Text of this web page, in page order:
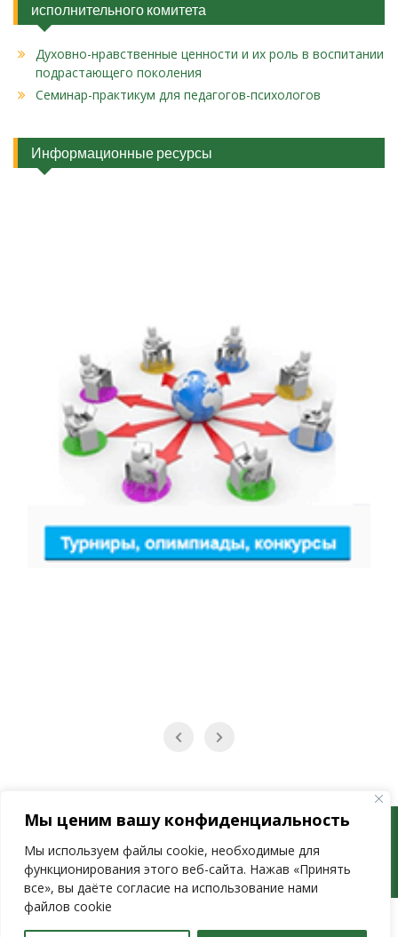
Мы ценим вашу конфиденциальность
Мы используем файлы cookie, необходимые для
функционирования этого веб-сайта. Нажав «Принять
все», вы даёте согласие на использование нами
файлов cookie
исполнительного комитета
Духовно-нравственные ценности и их роль в воспитании
подрастающего поколения
Cеминар-практикум для педагогов-психологов
Информационные ресурсы
ГУО «Речицкий районный лицей»
Работает на WordPress |Education Hub автор:
Themes